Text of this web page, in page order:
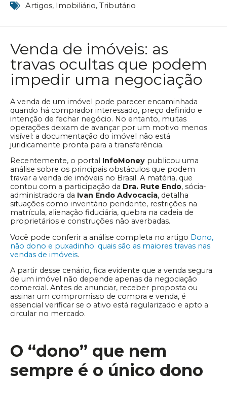
Artigos, Imobiliário, Tributário
Venda de imóveis: as
travas ocultas que podem
impedir uma negociação
A venda de um imóvel pode parecer encaminhada
quando há comprador interessado, preço definido e
intenção de fechar negócio. No entanto, muitas
operações deixam de avançar por um motivo menos
visível: a documentação do imóvel não está
juridicamente pronta para a transferência.
Recentemente, o portal InfoMoney publicou uma
análise sobre os principais obstáculos que podem
travar a venda de imóveis no Brasil. A matéria, que
contou com a participação da Dra. Rute Endo, sócia-
administradora da Ivan Endo Advocacia, detalha
situações como inventário pendente, restrições na
matrícula, alienação fiduciária, quebra na cadeia de
proprietários e construções não averbadas.
Você pode conferir a análise completa no artigo Dono,
não dono e puxadinho: quais são as maiores travas nas
vendas de imóveis.
A partir desse cenário, fica evidente que a venda segura
de um imóvel não depende apenas da negociação
comercial. Antes de anunciar, receber proposta ou
assinar um compromisso de compra e venda, é
essencial verificar se o ativo está regularizado e apto a
circular no mercado.
O “dono” que nem
sempre é o único dono